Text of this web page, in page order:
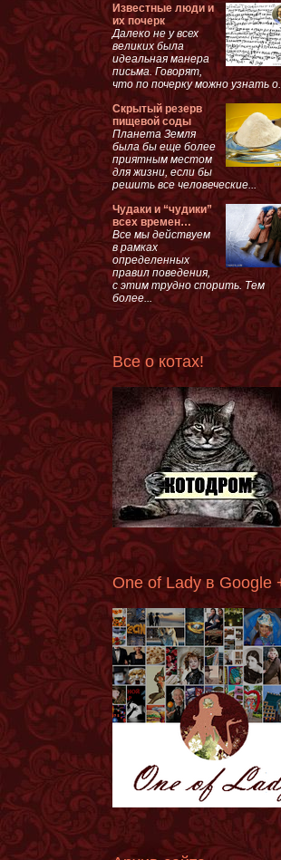
Известные люди и
их почерк
Далеко не у всех
великих была
идеальная манера
письма. Говорят,
что по почерку можно узнать о...
Скрытый резерв
пищевой соды
Планета Земля
была бы еще более
приятным местом
для жизни, если бы
решить все человеческие...
Чудаки и “чудики”
всех времен…
Все мы действуем
в рамках
определенных
правил поведения,
с этим трудно спорить. Тем
более...
Все о котах!
One of Lady в Google